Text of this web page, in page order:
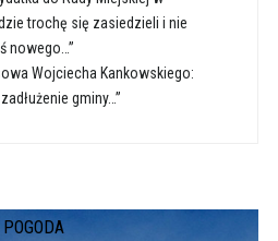
trochę się zasiedzieli i nie
nowego…”
Wojciecha Kankowskiego:
gminy…”
POGODA